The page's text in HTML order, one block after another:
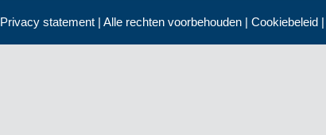
Privacy statement | Alle rechten voorbehouden | Cookiebeleid |